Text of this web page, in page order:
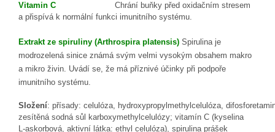
Vitamin C
Chrání buňky před oxidačním stresem
a přispívá k normální funkci imunitního systému.
Extrakt ze spiruliny (Arthrospira platensis) Spirulina je
modrozelená sinice známá svým velmi vysokým obsahem makro
a mikro živin. Uvádí se, že má příznivé účinky při podpoře
imunitního systému.
Složení: přísady: celulóza, hydroxypropylmethylcelulóza,
zesítěná sodná sůl karboxymethylcelulózy; vitamín C (kyselina
L-askorbová, aktivní látka: ethyl celulóza), spirulina prášek